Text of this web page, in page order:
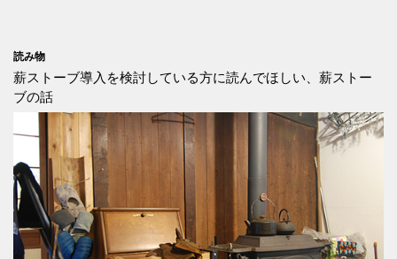
読み物
薪ストーブ導入を検討している方に読んでほしい、薪ストー
ブの話